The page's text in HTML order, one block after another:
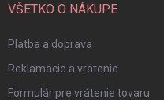
VŠETKO O NÁKUPE
Platba a doprava
Reklamácie a vrátenie
Formulár pre vrátenie tovaru